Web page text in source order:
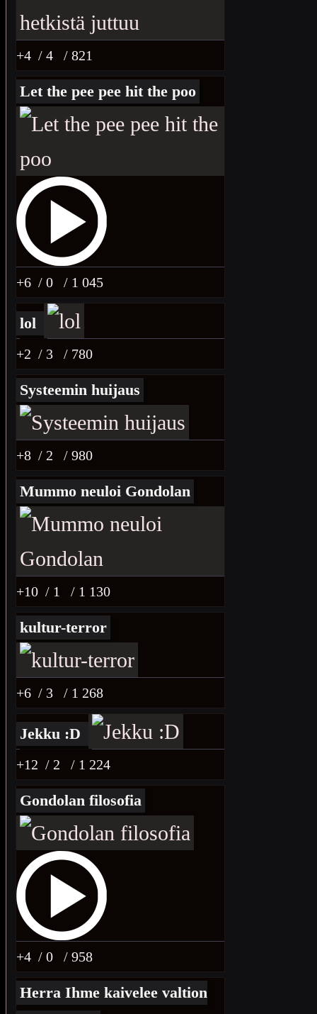
+4 / 4 / 821
Let the pee pee hit the poo
+6 / 0 / 1 045
lol
+2 / 3 / 780
Systeemin huijaus
+8 / 2 / 980
Mummo neuloi Gondolan
+10 / 1 / 1 130
kultur-terror
+6 / 3 / 1 268
Jekku :D
+12 / 2 / 1 224
Gondolan filosofia
+4 / 0 / 958
Herra Ihme kaivelee valtion